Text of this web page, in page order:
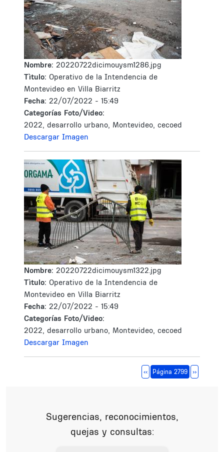
Nombre: 20220722dicimouysm1286.jpg
Tìtulo: Operativo de la Intendencia de
Montevideo en Villa Biarritz
Fecha: 22/07/2022 - 15:49
Categorías Foto/Video:
2022, desarrollo urbano, Montevideo, cecoed
Descargar Imagen
Nombre: 20220722dicimouysm1322.jpg
Tìtulo: Operativo de la Intendencia de
Montevideo en Villa Biarritz
Fecha: 22/07/2022 - 15:49
Categorías Foto/Video:
2022, desarrollo urbano, Montevideo, cecoed
Descargar Imagen
Página anterior
‹‹ Página 2799 Siguiente
››
Sugerencias, reconocimientos,
quejas y consultas: